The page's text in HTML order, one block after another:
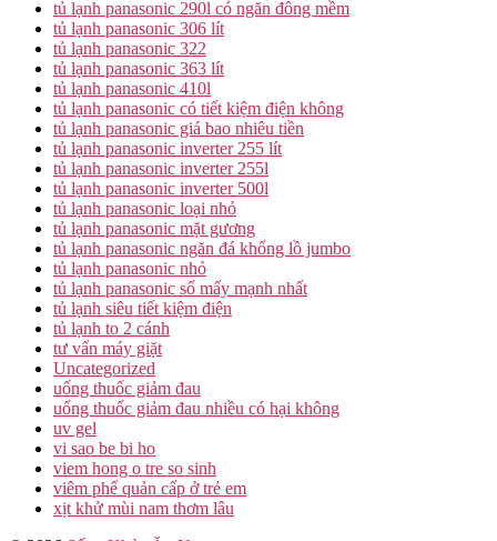
tủ lạnh panasonic 290l có ngăn đông mềm
tủ lạnh panasonic 306 lít
tủ lạnh panasonic 322
tủ lạnh panasonic 363 lít
tủ lạnh panasonic 410l
tủ lạnh panasonic có tiết kiệm điện không
tủ lạnh panasonic giá bao nhiêu tiền
tủ lạnh panasonic inverter 255 lít
tủ lạnh panasonic inverter 255l
tủ lạnh panasonic inverter 500l
tủ lạnh panasonic loại nhỏ
tủ lạnh panasonic mặt gương
tủ lạnh panasonic ngăn đá khổng lồ jumbo
tủ lạnh panasonic nhỏ
tủ lạnh panasonic số mấy mạnh nhất
tủ lạnh siêu tiết kiệm điện
tủ lạnh to 2 cánh
tư vấn máy giặt
Uncategorized
uống thuốc giảm đau
uống thuốc giảm đau nhiều có hại không
uv gel
vi sao be bi ho
viem hong o tre so sinh
viêm phế quản cấp ở trẻ em
xịt khử mùi nam thơm lâu